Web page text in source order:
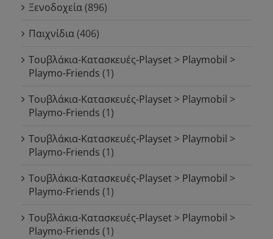
Ξενοδοχεία(896)
Παιχνίδια(406)
Τουβλάκια-Κατασκευές-Playset > Playmobil >
Playmo-Friends (1)
Τουβλάκια-Κατασκευές-Playset > Playmobil >
Playmo-Friends (1)
Τουβλάκια-Κατασκευές-Playset > Playmobil >
Playmo-Friends (1)
Τουβλάκια-Κατασκευές-Playset > Playmobil >
Playmo-Friends (1)
Τουβλάκια-Κατασκευές-Playset > Playmobil >
Playmo-Friends (1)